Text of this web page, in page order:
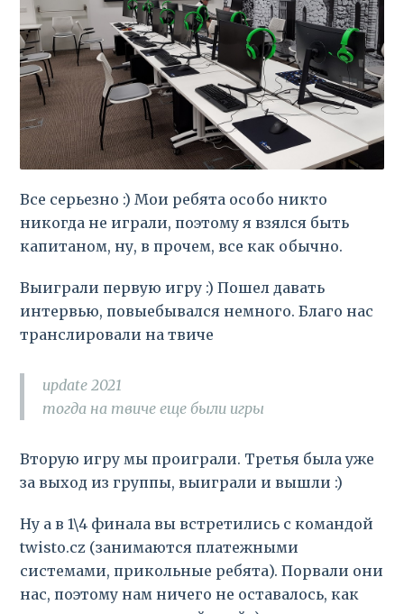
Все серьезно :) Мои ребята особо никто
никогда не играли, поэтому я взялся быть
капитаном, ну, в прочем, все как обычно.
Выиграли первую игру :) Пошел давать
интервью, повыебывался немного. Благо нас
транслировали на твиче
update 2021
тогда на твиче еще были игры
Вторую игру мы проиграли. Третья была уже
за выход из группы, выиграли и вышли :)
Ну а в 1\4 финала вы встретились с командой
twisto.cz (занимаются платежными
системами, прикольные ребята). Порвали они
нас, поэтому нам ничего не оставалось, как